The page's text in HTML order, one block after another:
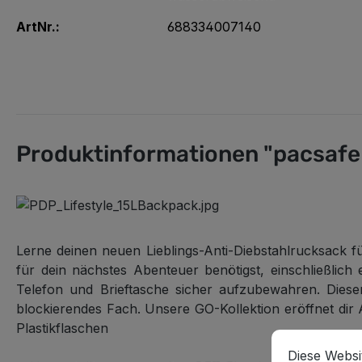
ArtNr.: 688334007140
Produktinformationen "pacsafe
Lerne deinen neuen Lieblings-Anti-Diebstahlrucksack
für dein nächstes Abenteuer benötigst,
Telefon und Brieftasche sicher aufzubewahren.
blockierendes Fach. Unsere GO-Kollektion eröffnet
Plastikflaschen
Cookie-
Diese
Diese